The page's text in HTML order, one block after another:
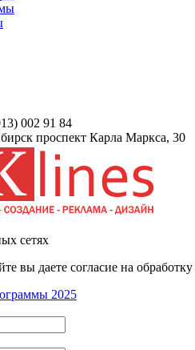
002 91 84
проспект Карла Маркса, 30
сетях
вы даете согласие на
2025